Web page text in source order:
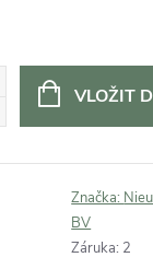
VLOŽIT
Značka:
BV
Záruka: 2